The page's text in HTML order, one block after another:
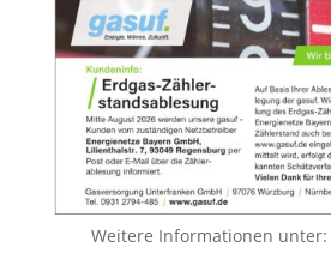
Weitere Informationen unter: